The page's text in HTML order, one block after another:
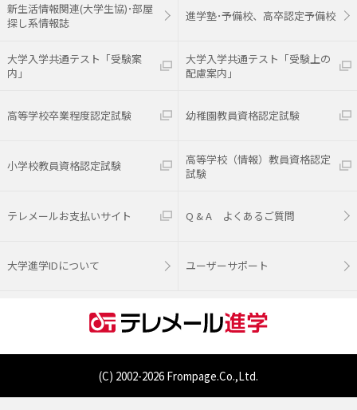
新生活情報関連(大学生協)･部屋
探し系情報誌
進学塾･予備校、高卒認定予備校
大学入学共通テスト「受験案
内」
大学入学共通テスト「受験上の
配慮案内」
高等学校卒業程度認定試験 幼稚園教員資格認定試験
小学校教員資格認定試験
高等学校（情報）教員資格認定
試験
テレメールお支払いサイト Q & A よくあるご質問
大学進学IDについて ユーザーサポート
(C) 2002-2026 Frompage.Co.,Ltd.